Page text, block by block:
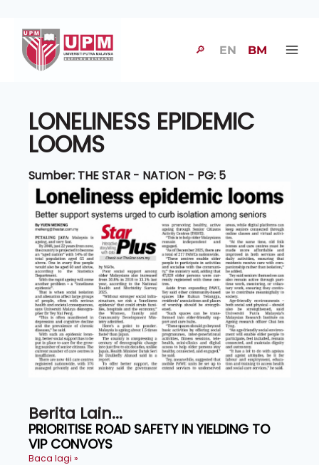
🔎 EN BM
LONELINESS EPIDEMIC
LOOMS
Sumber: THE STAR - NATION - PG: 5
Berita Lain...
PRIORITISE ROAD SAFETY IN YIELDING TO
VIP CONVOYS
Baca lagi »